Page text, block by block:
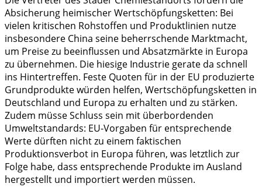
Absicherung heimischer Wertschöpfungsketten: Bei
vielen kritischen Rohstoffen und Produktlinien nutze
insbesondere China seine beherrschende Marktmacht,
um Preise zu beeinflussen und Absatzmärkte in Europa
zu übernehmen. Die hiesige Industrie gerate da schnell
ins Hintertreffen. Feste Quoten für in der EU produzierte
Grundprodukte würden helfen, Wertschöpfungsketten in
Deutschland und Europa zu erhalten und zu stärken.
Zudem müsse Schluss sein mit überbordenden
Umweltstandards: EU-Vorgaben für entsprechende
Werte dürften nicht zu einem faktischen
Produktionsverbot in Europa führen, was letztlich zur
Folge habe, dass entsprechende Produkte im Ausland
hergestellt und importiert werden müssen.